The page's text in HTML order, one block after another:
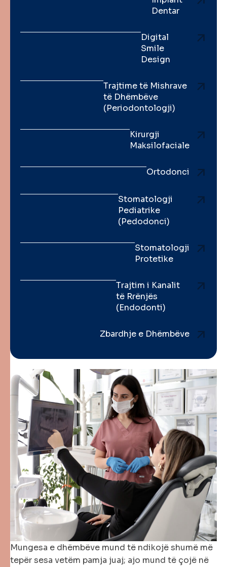
Dentar
Digital
Smile
Design
Trajtime të Mishrave
të Dhëmbëve
(Periodontologji)
Kirurgji
Maksilofaciale
Ortodonci
Stomatologji
Pediatrike
(Pedodonci)
Stomatologji
Protetike
Trajtim i Kanalit
të Rrënjës
(Endodonti)
Zbardhje e Dhëmbëve
Mungesa e dhëmbëve mund të ndikojë shumë më
tepër sesa vetëm pamja juaj; ajo mund të çojë në